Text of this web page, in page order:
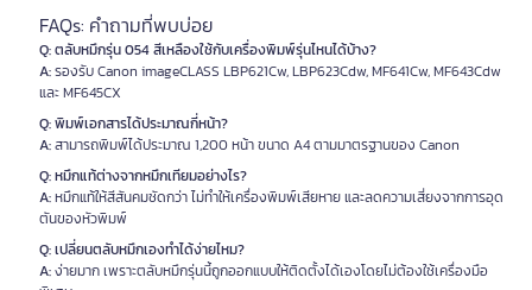
FAQs: คำถามที่พบบ่อย
Q: ตลับหมึกรุ่น 054 สีเหลืองใช้กับเครื่องพิมพ์รุ่นไหนได้บ้าง?
A:รองรับ Canon imageCLASS LBP621Cw, LBP623Cdw, MF641Cw, MF643Cdw
และ MF645CX
Q: พิมพ์เอกสารได้ประมาณกี่หน้า?
A:สามารถพิมพ์ได้ประมาณ 1,200 หน้า ขนาด A4 ตามมาตรฐานของ Canon
Q: หมึกแท้ต่างจากหมึกเทียมอย่างไร?
A:หมึกแท้ให้สีสันคมชัดกว่า ไม่ทำให้เครื่องพิมพ์เสียหาย และลดความเสี่ยงจากการอุด
ตันของหัวพิมพ์
Q: เปลี่ยนตลับหมึกเองทำได้ง่ายไหม?
A:ง่ายมาก เพราะตลับหมึกรุ่นนี้ถูกออกแบบให้ติดตั้งได้เองโดยไม่ต้องใช้เครื่องมือ